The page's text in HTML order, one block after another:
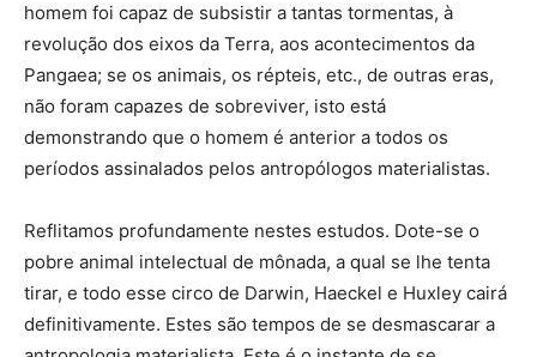
homem foi capaz de subsistir a tantas tormentas, à
revolução dos eixos da Terra, aos acontecimentos da
Pangaea; se os animais, os répteis, etc., de outras eras,
não foram capazes de sobreviver, isto está
demonstrando que o homem é anterior a todos os
períodos assinalados pelos antropólogos materialistas.
Reflitamos profundamente nestes estudos. Dote-se o
pobre animal intelectual de mônada, a qual se lhe tenta
tirar, e todo esse circo de Darwin, Haeckel e Huxley cairá
definitivamente. Estes são tempos de se desmascarar a